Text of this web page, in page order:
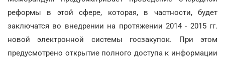
реформы в этой сфере, которая, в частности, будет
заключатся во внедрении на протяжении 2014 - 2015 гг.
новой электронной системы госзакупок. При этом
предусмотрено открытие полного доступа к информации